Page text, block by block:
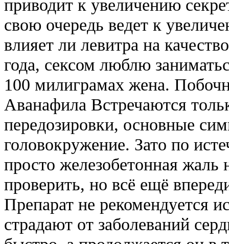
приводит к увеличению
свою очередь ведет к
влияет ли левитра на
года, сексом люблю
100 милиграмах жена.
Аванафила Встречаются
передозировки, основные
головокружение. Зато по
просто железобетонная жаль
проверить, но всё ещё
Препарат не рекомендуется
страдают от заболеваний